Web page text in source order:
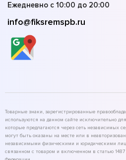
Ежедневно с 10:00 до 20:00
info@fiksremspb.ru
Товарные знаки, зарегистрированные
используются на данном сайте исключительно
которые предлагаются через сеть независимых
могут быть оказаны на месте или в
независимыми физическими и юридическими
связанном с товаром и включенном в статью 1487